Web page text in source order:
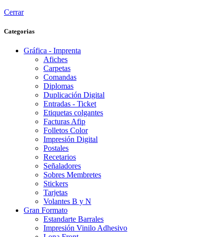
Cerrar
Categorias
Gráfica - Imprenta
Afiches
Carpetas
Comandas
Diplomas
Duplicación Digital
Entradas - Ticket
Etiquetas colgantes
Facturas Afip
Folletos Color
Impresión Digital
Postales
Recetarios
Señaladores
Sobres Membretes
Stickers
Tarjetas
Volantes B y N
Gran Formato
Estandarte Barrales
Impresión Vinilo Adhesivo